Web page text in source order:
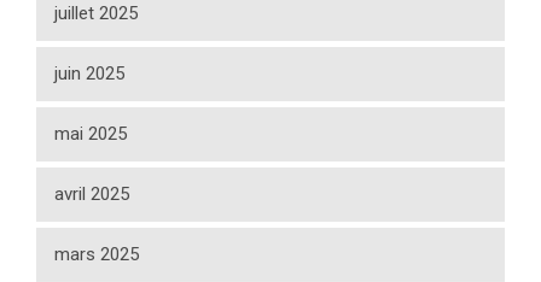
juillet 2025
juin 2025
mai 2025
avril 2025
mars 2025